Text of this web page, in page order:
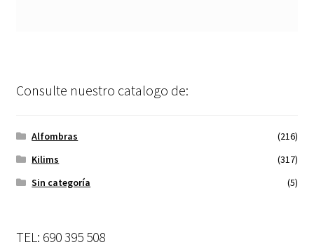
Consulte nuestro catalogo de:
Alfombras
(216)
Kilims
(317)
Sin categoría
(5)
TEL: 690 395 508